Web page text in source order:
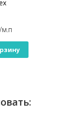
/м.п